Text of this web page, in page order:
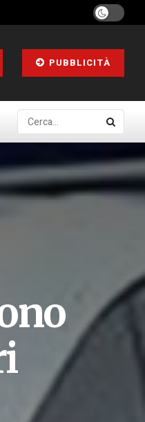
PUBBLICITÀ